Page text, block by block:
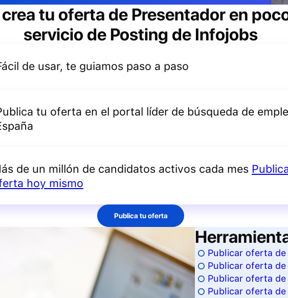
tu oferta de Presentador en
servicio de Posting de Infojobs
de usar, te guiamos paso a paso
tu oferta en el portal líder de búsqueda de
de un millón de candidatos activos cada mes
hoy mismo
Publica tu oferta
Publicar oferta
Publicar oferta
Publicar oferta
Publicar oferta